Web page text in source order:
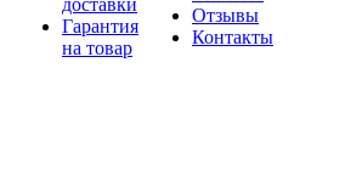
доставки
Гарантия
на товар
Отзывы
Контакты